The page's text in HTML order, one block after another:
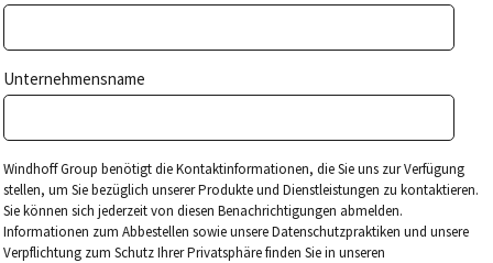
Unternehmensname
Windhoff Group benötigt die Kontaktinformationen, die Sie uns zur Verfügung
stellen, um Sie bezüglich unserer Produkte und Dienstleistungen zu kontaktieren.
Sie können sich jederzeit von diesen Benachrichtigungen abmelden.
Informationen zum Abbestellen sowie unsere Datenschutzpraktiken und unsere
Verpflichtung zum Schutz Ihrer Privatsphäre finden Sie in unseren